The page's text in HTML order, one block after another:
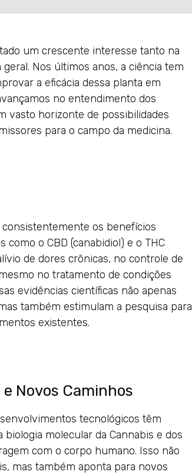
um crescente interesse tanto na
Nos últimos anos, a ciência tem
a eficácia dessa planta em
no entendimento dos
vasto horizonte de possibilidades
para o campo da medicina.
os benefícios
como o CBD (canabidiol) e o THC
de dores crônicas, no controle de
no tratamento de condições
evidências científicas não apenas
também estimulam a pesquisa para
existentes.
Novos Caminhos
tecnológicos têm
molecular da Cannabis e dos
com o corpo humano. Isso não
mas também aponta para novos